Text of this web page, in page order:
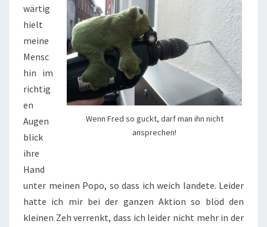
Wenn Fred so guckt, darf man ihn nicht
ansprechen!
wärtig
hielt
meine
Mensc
hin im
richtig
en
Augen
blick
ihre
Hand
unter meinen Popo, so dass ich weich landete. Leider
hatte ich mir bei der ganzen Aktion so blöd den
kleinen Zeh verrenkt, dass ich leider nicht mehr in der